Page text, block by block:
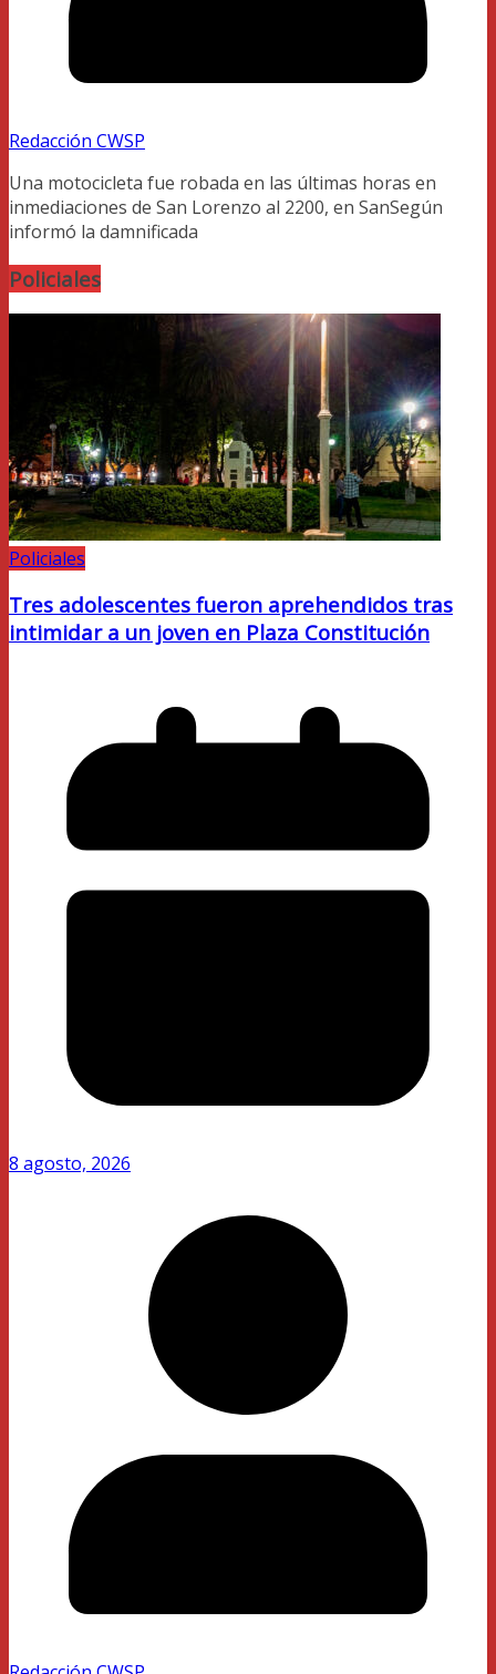
Redacción CWSP
Una motocicleta fue robada en las últimas horas en
inmediaciones de San Lorenzo al 2200, en SanSegún
informó la damnificada
Policiales
Policiales
Tres adolescentes fueron aprehendidos tras
intimidar a un joven en Plaza Constitución
8 agosto, 2026